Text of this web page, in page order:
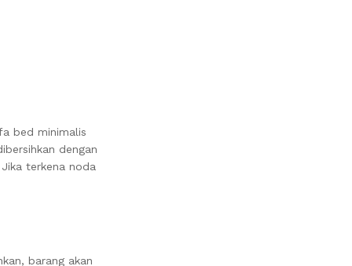
bed minimalis
dengan
terkena noda
barang akan